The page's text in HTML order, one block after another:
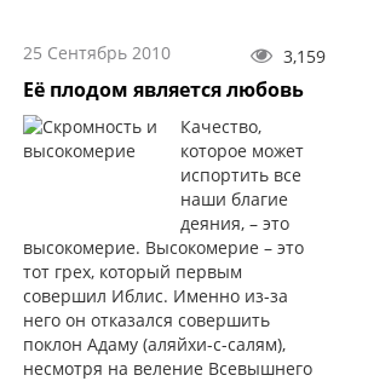
25 Сентябрь 2010 3,159
Её плодом является любовь
Качество,
которое может
испортить все
наши благие
деяния, – это
высокомерие. Высокомерие – это
тот грех, который первым
совершил Иблис. Именно из-за
него он отказался совершить
поклон Адаму (аляйхи-с-салям),
несмотря на веление Всевышнего